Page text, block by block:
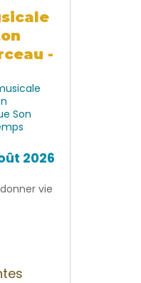
-
Son
2026
vie